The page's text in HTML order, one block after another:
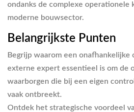
ondanks de complexe operationele
moderne bouwsector.
Belangrijkste Punten
Begrijp waarom een onafhankelijke
externe expert essentieel is om de
waarborgen die bij een eigen
vaak ontbreekt.
Ontdek het strategische voordeel